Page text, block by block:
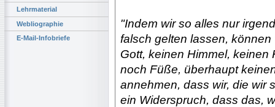
Lehrmaterial
Webliographie
E-Mail-Infobriefe
"Indem wir so alles nur
falsch gelten lassen,
Gott, keinen Himmel,
noch Füße, überhaupt
annehmen, dass wir, die wir
ein Widerspruch, dass das,